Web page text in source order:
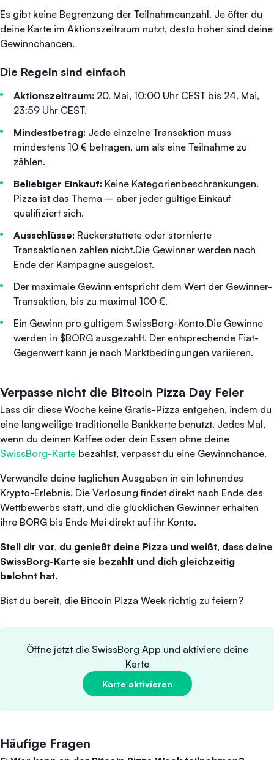
Es gibt keine Begrenzung der Teilnahmeanzahl. Je öfter du
deine Karte im Aktionszeitraum nutzt, desto höher sind deine
Gewinnchancen.
Die Regeln sind einfach
Aktionszeitraum: 20. Mai, 10:00 Uhr CEST bis 24. Mai,
23:59 Uhr CEST.
Mindestbetrag: Jede einzelne Transaktion muss
mindestens 10 € betragen, um als eine Teilnahme zu
zählen.
Beliebiger Einkauf: Keine Kategorienbeschränkungen.
Pizza ist das Thema – aber jeder gültige Einkauf
qualifiziert sich.
Ausschlüsse: Rückerstattete oder stornierte
Transaktionen zählen nicht.Die Gewinner werden nach
Ende der Kampagne ausgelost.
Der maximale Gewinn entspricht dem Wert der Gewinner-
Transaktion, bis zu maximal 100 €.
Ein Gewinn pro gültigem SwissBorg-Konto.Die Gewinne
werden in $BORG ausgezahlt. Der entsprechende Fiat-
Gegenwert kann je nach Marktbedingungen variieren.
Verpasse nicht die Bitcoin Pizza Day Feier
Lass dir diese Woche keine Gratis-Pizza entgehen, indem du
eine langweilige traditionelle Bankkarte benutzt. Jedes Mal,
wenn du deinen Kaffee oder dein Essen ohne deine
SwissBorg-Karte bezahlst, verpasst du eine Gewinnchance.
Verwandle deine täglichen Ausgaben in ein lohnendes
Krypto-Erlebnis. Die Verlosung findet direkt nach Ende des
Wettbewerbs statt, und die glücklichen Gewinner erhalten
ihre BORG bis Ende Mai direkt auf ihr Konto.
Stell dir vor, du genießt deine Pizza und weißt, dass deine
SwissBorg-Karte sie bezahlt und dich gleichzeitig
belohnt hat.
Bist du bereit, die Bitcoin Pizza Week richtig zu feiern?
Öffne jetzt die SwissBorg App und aktiviere deine
Karte
Karte aktivieren
Häufige Fragen